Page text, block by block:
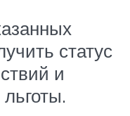
статус
и